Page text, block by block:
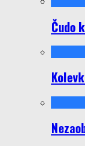
Čudo